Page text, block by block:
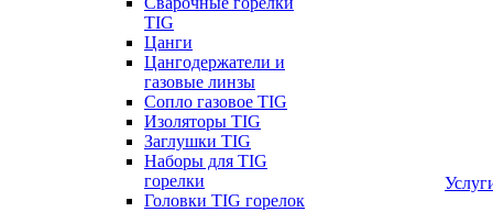
TIG
Цанги
Цангодержатели и
газовые линзы
Сопло газовое TIG
Изоляторы TIG
Заглушки TIG
Наборы для TIG
горелки
Головки TIG горелок